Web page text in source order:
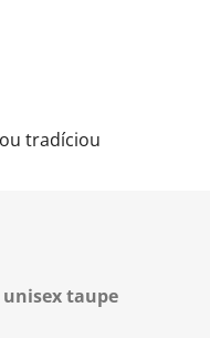
tradíciou
unisex taupe